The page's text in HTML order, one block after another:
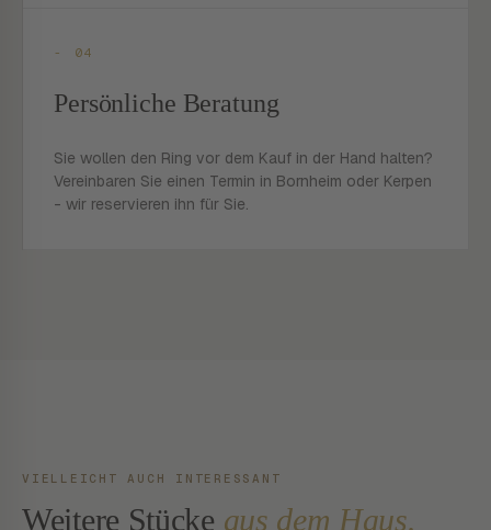
- 04
Persönliche Beratung
Sie wollen den Ring vor dem Kauf in der Hand halten?
Vereinbaren Sie einen Termin in Bornheim oder Kerpen
- wir reservieren ihn für Sie.
VIELLEICHT AUCH INTERESSANT
Weitere Stücke aus dem Haus.